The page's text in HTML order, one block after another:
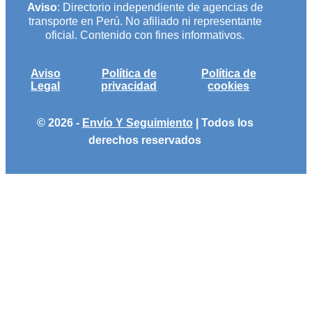
Aviso: Directorio independiente de agencias de
transporte en Perú. No afiliado ni representante
oficial. Contenido con fines informativos.
Aviso
Legal
Política de
privacidad
Política de
cookies
© 2026 - Envío Y Seguimiento | Todos los
derechos reservados